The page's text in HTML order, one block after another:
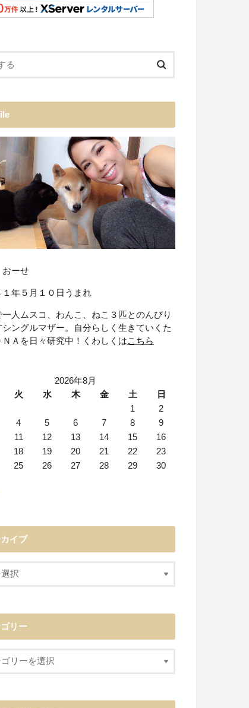
ーせ
１年５月１０日うまれ
一人ムスコ、わんこ、ねこ３匹とのんびり
シングルマザー。自分らしく生きていくた
ＮＡを日々研究中！くわしくはこちら
2026年8月
火 水 木 金 土
日
1
2
4 5 6 7 8
9
11 12 13 14 15
16
18 19 20 21 22
23
25 26 27 28 29
30
イブ
リー